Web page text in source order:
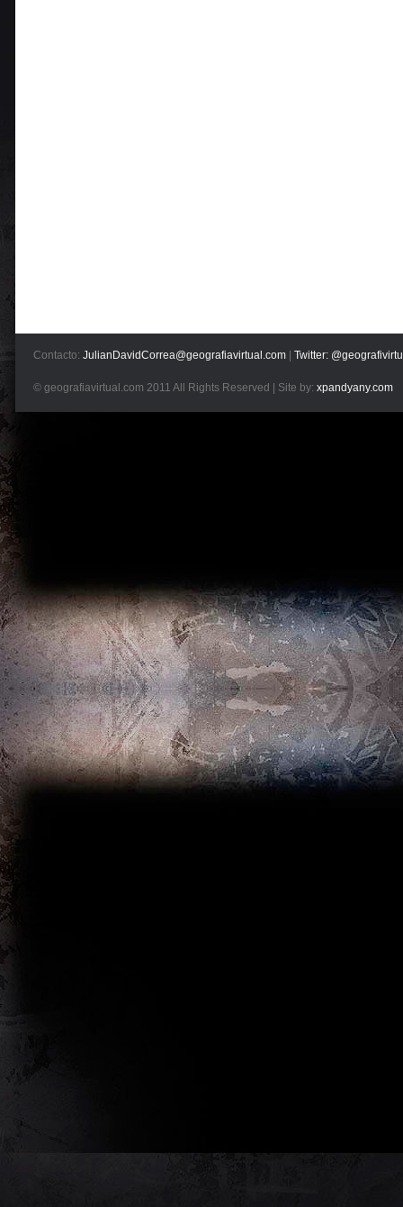
Contacto: JulianDavidCorrea@geografiavirtual.com Twitter:
© geografiavirtual.com 2011 All Rights Reserved | Site by: xpandyany.com